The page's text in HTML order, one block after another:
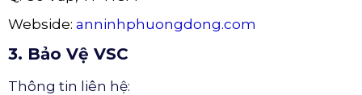
Webside: anninhphuongdong.com
3. Bảo Vệ VSC
Thông tin liên hệ: